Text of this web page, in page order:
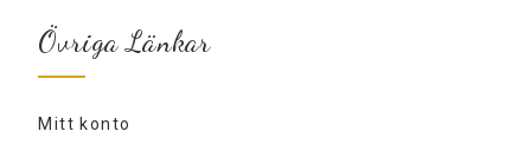
Övriga Länkar
Mitt konto